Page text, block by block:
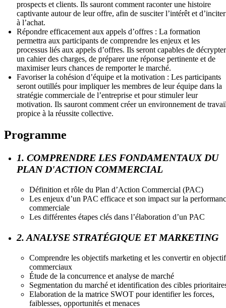
prospects et clients. Ils sauront comment raconter une histoire
captivante autour de leur offre, afin de susciter l’intérêt et d’inciter
à l’achat.
Répondre efficacement aux appels d’offres : La formation
permettra aux participants de comprendre les enjeux et les
processus liés aux appels d’offres. Ils seront capables de décrypter
un cahier des charges, de préparer une réponse pertinente et de
maximiser leurs chances de remporter le marché.
Favoriser la cohésion d’équipe et la motivation : Les participants
seront outillés pour impliquer les membres de leur équipe dans la
stratégie commerciale de l’entreprise et pour stimuler leur
motivation. Ils sauront comment créer un environnement de
propice à la réussite collective.
Programme
1. COMPRENDRE LES FONDAMENTAUX DU
PLAN D'ACTION COMMERCIAL
Définition et rôle du Plan d’Action Commercial (PAC)
Les enjeux d’un PAC efficace et son impact sur la
commerciale
Les différentes étapes clés dans l’élaboration d’un PAC
2. ANALYSE STRATÉGIQUE ET MARKETING
Comprendre les objectifs marketing et les convertir en
commerciaux
Étude de la concurrence et analyse de marché
Segmentation du marché et identification des cibles
Elaboration de la matrice SWOT pour identifier les forces,
faiblesses, opportunités et menaces